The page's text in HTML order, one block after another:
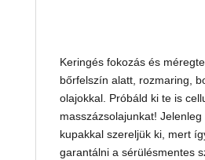
Keringés fokozás és
bőrfelszín alatt, rozmaring,
olajokkal. Próbáld ki te is
masszázsolajunkat!
kupakkal szereljük ki, mert
garantálni a sérülésmentes